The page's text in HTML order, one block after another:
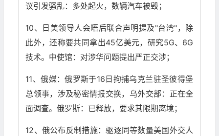
议引发骚乱：多处起火，数辆汽车被毁；
10、日美领导人会晤后联合声明提及"台湾"，除
此外，还称要共同拿出45亿美元，研究5G、6G
技术。中使馆：对涉华问题提出严正交涉；
11、俄媒：俄罗斯于16日拘捕乌克兰驻圣彼得堡
总领事，涉及秘密情报交换，乌外交部：正在全
面调查。俄罗斯：已释放，要求其限期离境；
12、俄公布反制措施：驱逐同等数量美国外交人